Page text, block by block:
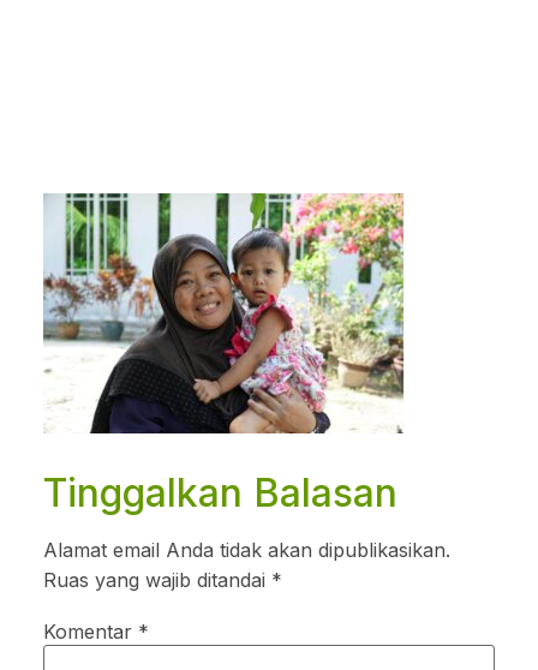
Tinggalkan Balasan
Alamat email Anda tidak akan dipublikasikan.
Ruas yang wajib ditandai *
Komentar *